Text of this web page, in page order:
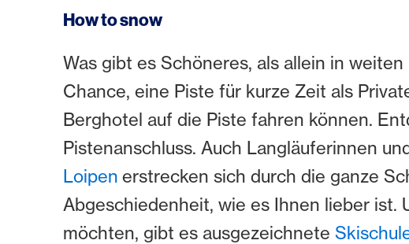
How to snow
Was gibt es Schöneres, als allein in
Chance, eine Piste für kurze Zeit als
Berghotel auf die Piste fahren können.
Pistenanschluss. Auch Langläuferinnen
Loipen erstrecken sich durch die ganze
Abgeschiedenheit, wie es Ihnen lieber ist.
möchten, gibt es ausgezeichnete